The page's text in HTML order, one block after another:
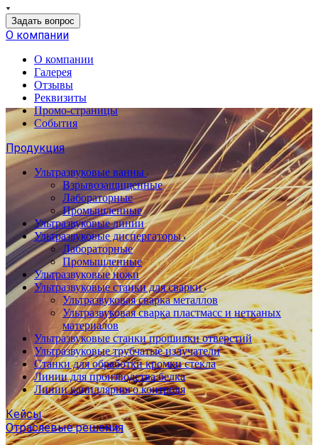
Задать вопрос
О компании
О компании
Галерея
Отзывы
Реквизиты
Промо-страницы
События
Продукция
Ультразвуковые ванны
Взрывозащищенные
Лабораторные
Промышленные
Ультразвуковые линии
Ультразвуковые диспергаторы
Лабораторные
Промышленные
Ультразвуковые ножи
Ультразвуковые станки для сварки
Ультразвуковая сварка металлов
Ультразвуковая сварка пластмасс и нетканых
материалов
Ультразвуковые станки прошивки отверстий
Ультразвуковые трубчатые излучатели
Станки для обработки кромки стекла
Линии для производства белка
Линии капиллярного контроля
Кейсы
Отраслевые решения